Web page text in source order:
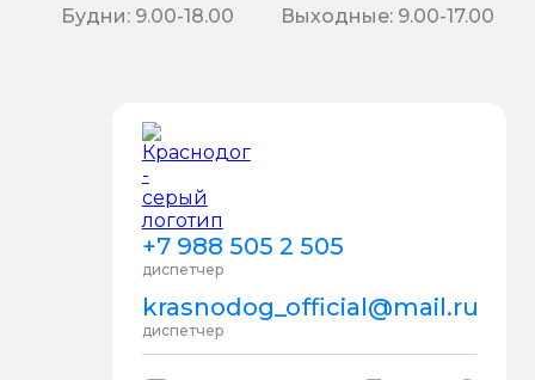
+7 988 505 2 505
диспетчер
krasnodog_official@mail.ru
диспетчер
Будни: 9.00-18.00 Выходные: 9.00-17.00